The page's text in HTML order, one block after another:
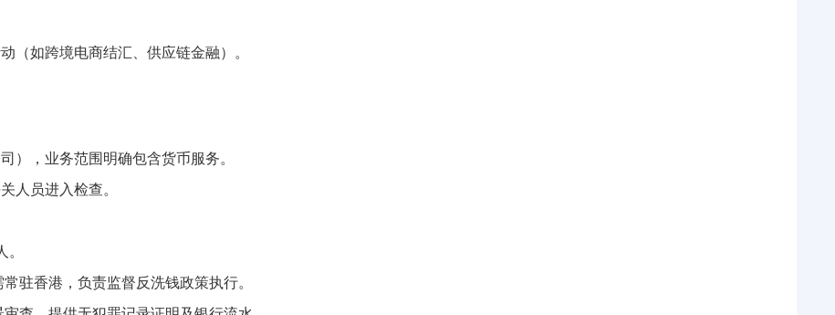
（如跨境电商结汇、供应链金融） 。
），业务范围明确包含货币服务。
人员进入检查。
。
常驻香港，负责监督反洗钱政策执行。